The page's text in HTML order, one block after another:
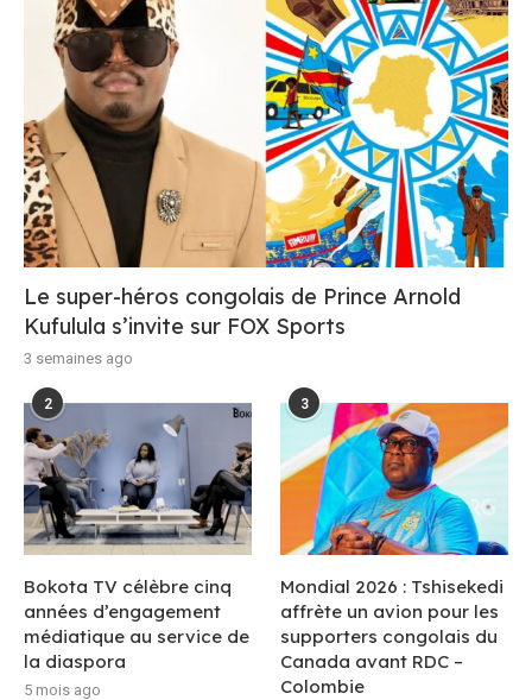
Le super-héros congolais de Prince Arnold
Kufulula s’invite sur FOX Sports
3 semaines ago
2
Bokota TV célèbre cinq
années d’engagement
médiatique au service de
la diaspora
5 mois ago
3
Mondial 2026 : Tshisekedi
affrète un avion pour les
supporters congolais du
Canada avant RDC –
Colombie